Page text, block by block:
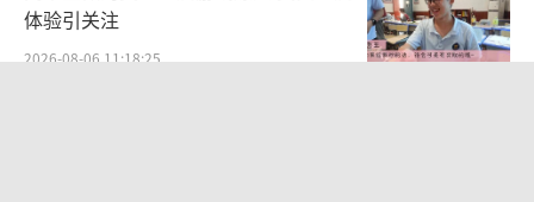
体验引关注
2026-08-06 11:18:25